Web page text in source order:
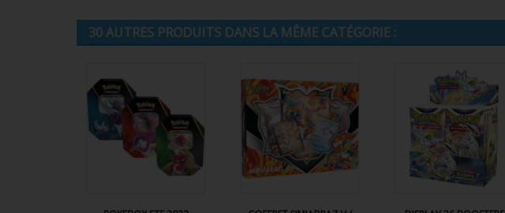
30 AUTRES PRODUITS DANS LA MÊME CATÉGORIE :